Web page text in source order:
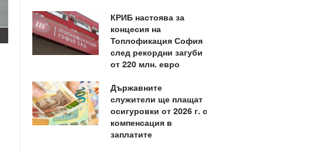
КРИБ настоява за
концесия на
Топлофикация София
след рекордни загуби
от 220 млн. евро
Държавните
служители ще плащат
осигуровки от 2026 г. с
компенсация в
заплатите